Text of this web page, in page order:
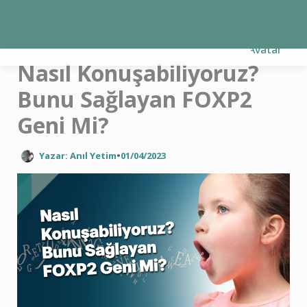
Nasıl Konuşabiliyoruz?
Bunu Sağlayan FOXP2
Geni Mi?
Yazar: Anıl Yetim•01/04/2023